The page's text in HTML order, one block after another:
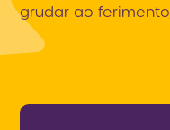
grudar ao